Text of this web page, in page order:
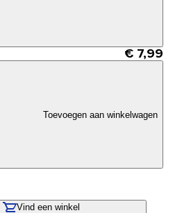
€ 7,99
Toevoegen aan winkelwagen
Vind een winkel